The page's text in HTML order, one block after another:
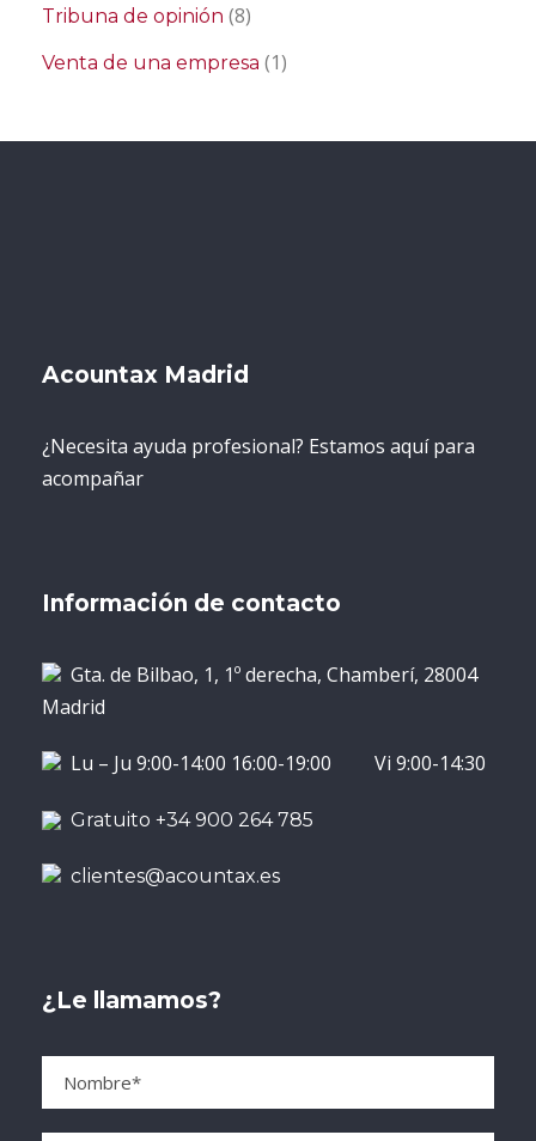
Tribuna de opinión (8)
Venta de una empresa (1)
Acountax Madrid
¿Necesita ayuda profesional? Estamos aquí para
acompañar
Información de contacto
Gta. de Bilbao, 1, 1º derecha, Chamberí, 28004
Madrid
Lu – Ju 9:00-14:00 16:00-19:00 Vi 9:00-14:30
Gratuito +34 900 264 785
clientes@acountax.es
¿Le llamamos?